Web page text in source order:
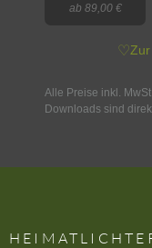
ab 89,00 €
♡
Alle Preise inkl.
Downloads sind